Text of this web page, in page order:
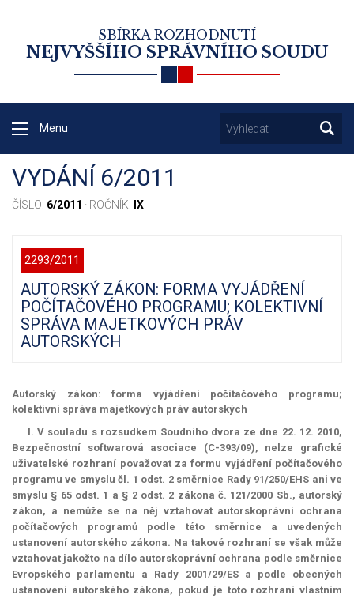
SBÍRKA ROZHODNUTÍ
NEJVYŠŠÍHO SPRÁVNÍHO SOUDU
Menu
VYDÁNÍ 6/2011
ČÍSLO: 6/2011 · ROČNÍK: IX
2293/2011
AUTORSKÝ ZÁKON: FORMA VYJÁDŘENÍ
POČÍTAČOVÉHO PROGRAMU; KOLEKTIVNÍ
SPRÁVA MAJETKOVÝCH PRÁV
AUTORSKÝCH
Autorský zákon: forma vyjádření počítačového programu;
kolektivní správa majetkových práv autorských
I. V souladu s rozsudkem Soudního dvora ze dne 22. 12. 2010,
Bezpečnostní softwarová asociace (C-393/09), nelze grafické
uživatelské rozhraní považovat za formu vyjádření počítačového
programu ve smyslu čl. 1 odst. 2 směrnice Rady 91/250/EHS ani ve
smyslu § 65 odst. 1 a § 2 odst. 2 zákona č. 121/2000 Sb., autorský
zákon, a nemůže se na něj vztahovat autorskoprávní ochrana
počítačových programů podle této směrnice a uvedených
ustanovení autorského zákona. Na takové rozhraní se však může
vztahovat jakožto na dílo autorskoprávní ochrana podle směrnice
Evropského parlamentu a Rady 2001/29/ES a podle obecných
ustanovení autorského zákona, pokud je toto rozhraní vlastním